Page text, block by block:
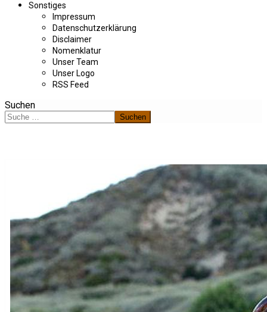
Sonstiges
Impressum
Datenschutzerklärung
Disclaimer
Nomenklatur
Unser Team
Unser Logo
RSS Feed
Suchen
Suchen